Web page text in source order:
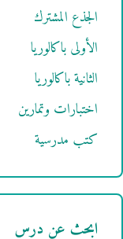
الجذع المشترك
الأولى باكالوريا
الثانية باكالوريا
اختبارات وتمارين
كتب مدرسية
ابحث عن درس